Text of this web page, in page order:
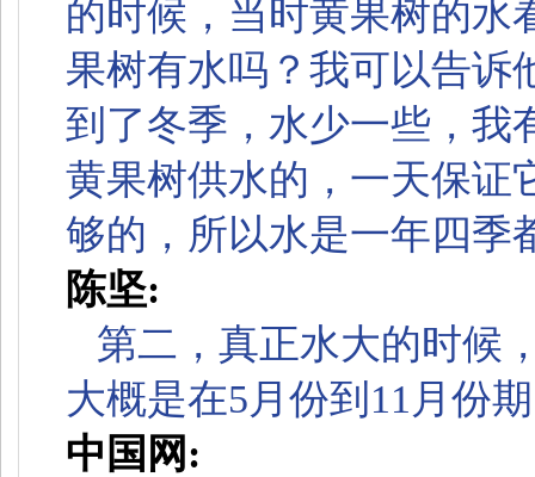
的时候，当时黄果树的水
果树有水吗？我可以告诉
到了冬季，水少一些，我
黄果树供水的，一天保证
够的，所以水是一年四季
陈坚:
第二，真正水大的时候
大概是在5月份到11月份
中国网: